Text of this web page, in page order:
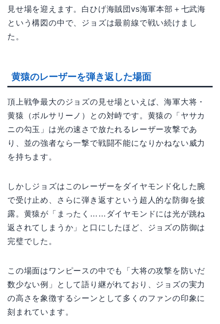
見せ場を迎えます。白ひげ海賊団vs海軍本部＋七武海
という構図の中で、ジョズは最前線で戦い続けまし
た。
黄猿のレーザーを弾き返した場面
頂上戦争最大のジョズの見せ場といえば、海軍大将・
黄猿（ボルサリーノ）との対峙です。黄猿の「ヤサカ
ニの勾玉」は光の速さで放たれるレーザー攻撃であ
り、並の強者なら一撃で戦闘不能になりかねない威力
を持ちます。
しかしジョズはこのレーザーをダイヤモンド化した腕
で受け止め、さらに弾き返すという超人的な防御を披
露。黄猿が「まったく……ダイヤモンドには光が跳ね
返されてしまうか」と口にしたほど、ジョズの防御は
完璧でした。
この場面はワンピースの中でも「大将の攻撃を防いだ
数少ない例」として語り継がれており、ジョズの実力
の高さを象徴するシーンとして多くのファンの印象に
刻まれています。